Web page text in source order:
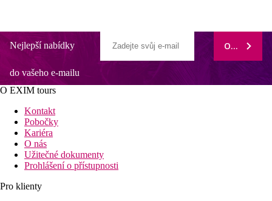
Nejlepší nabídky
do vašeho e-mailu
ODEBÍRAT
O EXIM tours
Kontakt
Pobočky
Kariéra
O nás
Užitečné dokumenty
Prohlášení o přístupnosti
Pro klienty